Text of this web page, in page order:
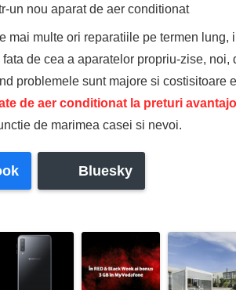
un nou aparat de aer conditionat
mai multe ori reparatiile pe termen lung,
de cea a aparatelor propriu-zise,
problemele sunt majore si costisitoare
de aer conditionat la preturi
de marimea casei si nevoi.
Bluesky